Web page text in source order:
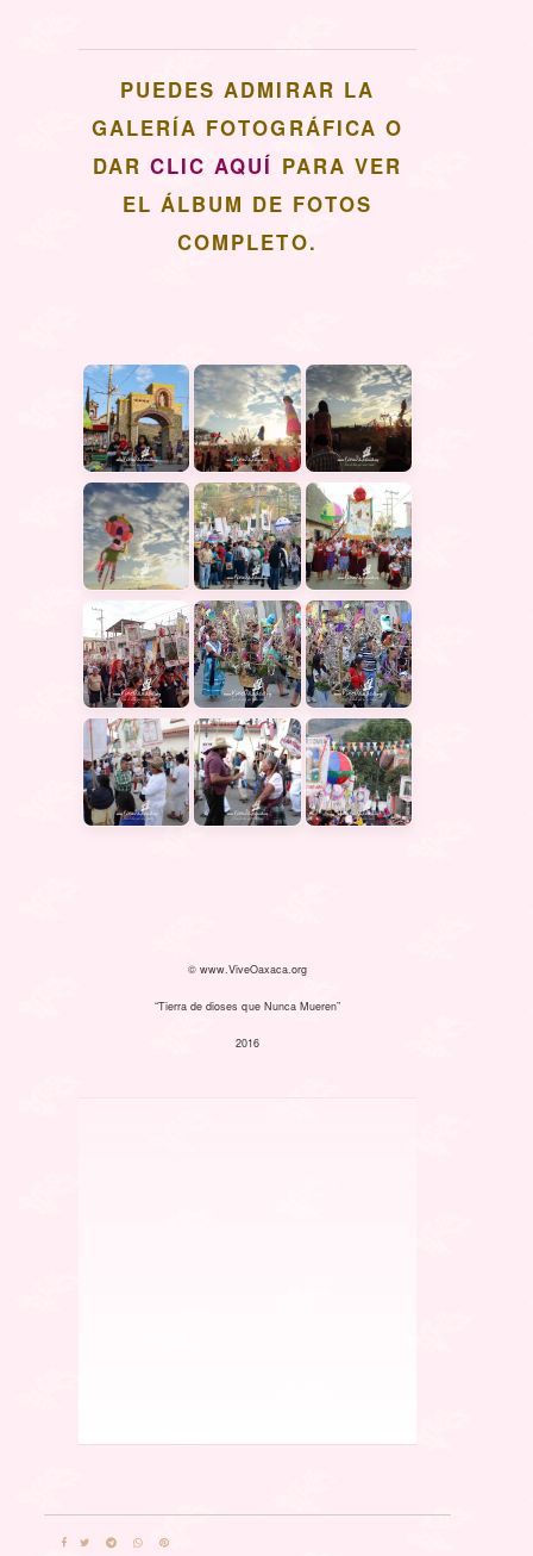
PUEDES ADMIRAR LA
GALERÍA FOTOGRÁFICA O
DARCLIC AQUÍ PARA VER
EL ÁLBUM DE FOTOS
COMPLETO.
© www.ViveOaxaca.org
“Tierra de dioses que Nunca Mueren”
2016